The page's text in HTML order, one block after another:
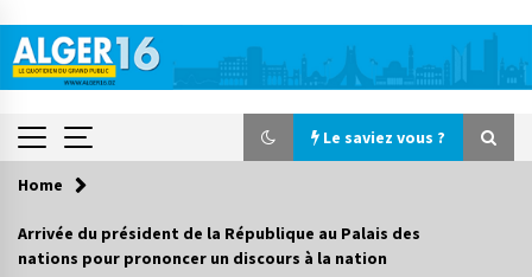
content
Le saviez vous ?
Le saviez vous ?
Home
Arrivée du président de la République au Palais des
nations pour prononcer un discours à la nation